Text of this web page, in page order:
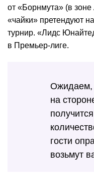
от «Борнмута» (в зоне
«чайки» претендуют
турнир. «Лидс
в Премьер-лиге.
Ожидаем,
на
гости
возьмут